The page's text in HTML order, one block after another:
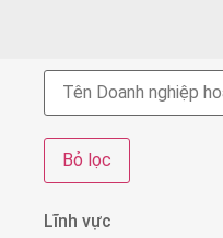
Lĩnh vực